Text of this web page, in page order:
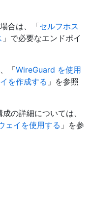
合は、「セルフホス
」で必要なエンドポイ
「WireGuard を使用
を作成する 」を参照
の詳細については、
ェイを使用する 」を参